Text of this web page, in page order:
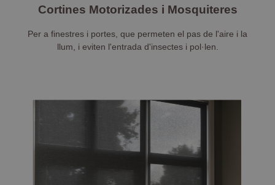
Cortines Motorizades i Mosquiteres
Per a finestres i portes, que permeten el pas de l'aire i la
llum, i eviten l'entrada d'insectes i pol·len.